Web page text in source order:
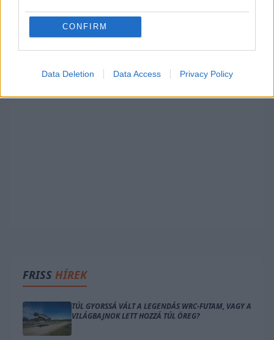
CONFIRM
Data Deletion Data Access Privacy Policy
HIRDETÉS
FRISS HÍREK
TÚL GYORSSÁ VÁLT A LEGENDÁS WRC-FUTAM, VAGY A
VILÁGBAJNOK LETT HOZZÁ TÚL ÖREG?